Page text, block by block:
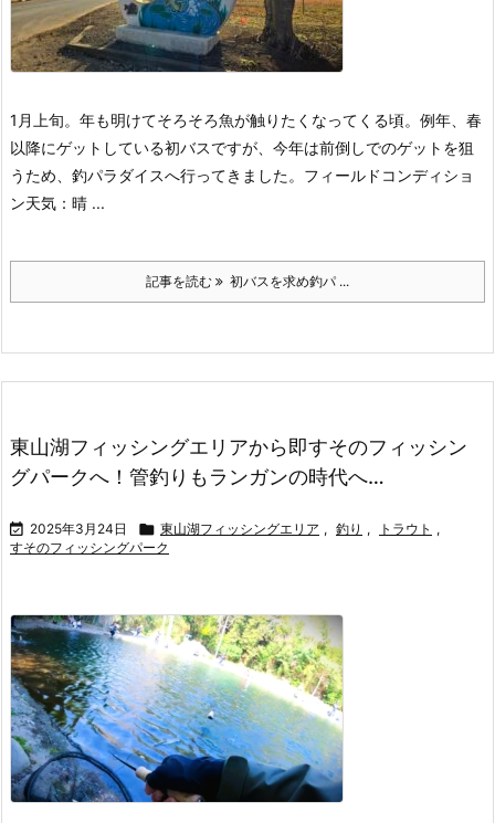
1月上旬。 年も明けてそろそろ魚が触りたくなってくる頃。 例年、春
以降にゲットしている初バスですが、今年は前倒しでのゲットを狙
うため、釣パラダイスへ行ってきました。 フィールドコンディショ
ン天気：晴 ...
記事を読む 初バスを求め釣パ ...
東山湖フィッシングエリアから即すそのフィッシン
グパークへ！管釣りもランガンの時代へ…
 2025年3月24日  東山湖フィッシングエリア , 釣り , トラウト ,
すそのフィッシングパーク